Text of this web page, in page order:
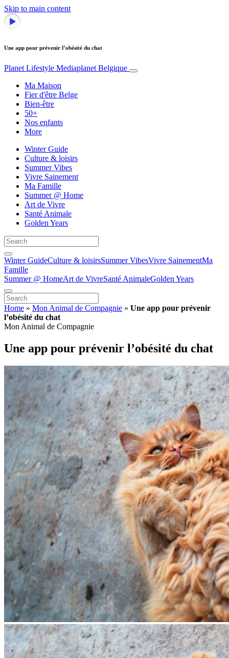
Skip to main content
Une app pour prévenir l’obésité du chat
Planet Lifestyle Mediaplanet Belgique
Ma Maison
Fier d'être Belge
Bien-être
50+
Nos enfants
More
Winter Guide
Culture & loisirs
Summer Vibes
Vivre Sainement
Ma Famille
Summer @ Home
Art de Vivre
Santé Animale
Golden Years
Winter GuideCulture & loisirsSummer VibesVivre SainementMa
Famille
Summer @ HomeArt de VivreSanté AnimaleGolden Years
Home » Mon Animal de Compagnie » Une app pour prévenir
l’obésité du chat
Mon Animal de Compagnie
Une app pour prévenir l’obésité du chat